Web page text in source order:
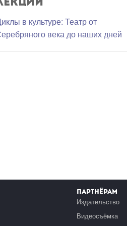
в культуре: Театр от
века до наших дней
Партнёрам
Издательство
Видеосъёмка